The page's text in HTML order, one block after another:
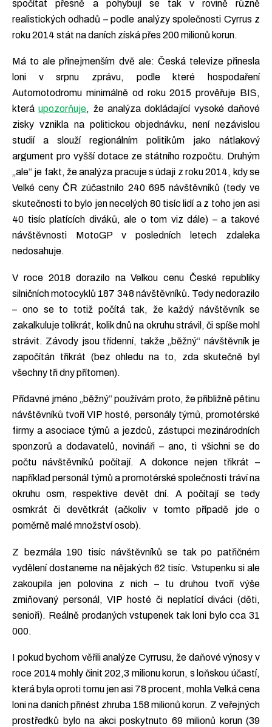
spočítat přesně a pohybují se tak v rovině různě
realistických odhadů – podle analýzy společnosti Cyrrus z
roku 2014 stát na daních získá přes 200 milionů korun.
Má to ale přinejmenším dvě ale: Česká televize přinesla
loni v srpnu zprávu, podle které hospodaření
Automotodromu minimálně od roku 2015 prověřuje BIS,
kteráupozorňuje, že analýza dokládající vysoké daňové
zisky vznikla na politickou objednávku, není nezávislou
studií a slouží regionálním politikům jako nátlakový
argument pro vyšší dotace ze státního rozpočtu. Druhým
„ale“ je fakt, že analýza pracuje s údaji z roku 2014, kdy se
Velké ceny ČR zúčastnilo 240 695 návštěvníků (tedy ve
skutečnosti to bylo jen necelých 80 tisíc lidí a z toho jen asi
40 tisíc platících diváků, ale o tom viz dále) – a takové
návštěvnosti MotoGP v posledních letech zdaleka
nedosahuje.
V roce 2018 dorazilo na Velkou cenu České republiky
silničních motocyklů 187 348 návštěvníků. Tedy nedorazilo
– ono se to totiž počítá tak, že každý návštěvník se
zakalkuluje tolikrát, kolik dnů na okruhu strávil, či spíše mohl
strávit. Závody jsou třídenní, takže „běžný“ návštěvník je
započítán třikrát (bez ohledu na to, zda skutečně byl
všechny tři dny přítomen).
Přídavné jméno „běžný“ používám proto, že přibližně pětinu
návštěvníků tvoří VIP hosté, personály týmů, promotérské
firmy a asociace týmů a jezdců, zástupci mezinárodních
sponzorů a dodavatelů, novináři – ano, ti všichni se do
počtu návštěvníků počítají. A dokonce nejen třikrát –
například personál týmů a promotérské společnosti tráví na
okruhu osm, respektive devět dní. A počítají se tedy
osmkrát či devětkrát (ačkoliv v tomto případě jde o
poměrně malé množství osob).
Z bezmála 190 tisíc návštěvníků se tak po patřičném
vydělení dostaneme na nějakých 62 tisíc. Vstupenku si ale
zakoupila jen polovina z nich – tu druhou tvoří výše
zmiňovaný personál, VIP hosté či neplatící diváci (děti,
senioři). Reálně prodaných vstupenek tak loni bylo cca 31
000.
I pokud bychom věřili analýze Cyrrusu, že daňové výnosy v
roce 2014 mohly činit 202,3 milionu korun, s loňskou účastí,
která byla oproti tomu jen asi 78 procent, mohla Velká cena
loni na daních přinést zhruba 158 milionů korun. Z veřejných
prostředků bylo na akci poskytnuto 69 milionů korun (39